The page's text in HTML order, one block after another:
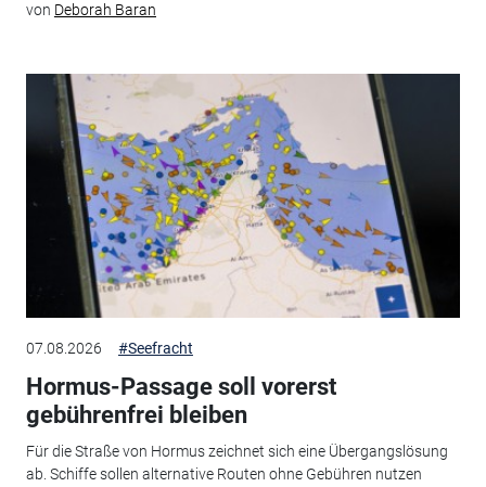
von Deborah Baran
07.08.2026 #Seefracht
Hormus-Passage soll vorerst
gebührenfrei bleiben
Für die Straße von Hormus zeichnet sich eine Übergangslösung
ab. Schiffe sollen alternative Routen ohne Gebühren nutzen